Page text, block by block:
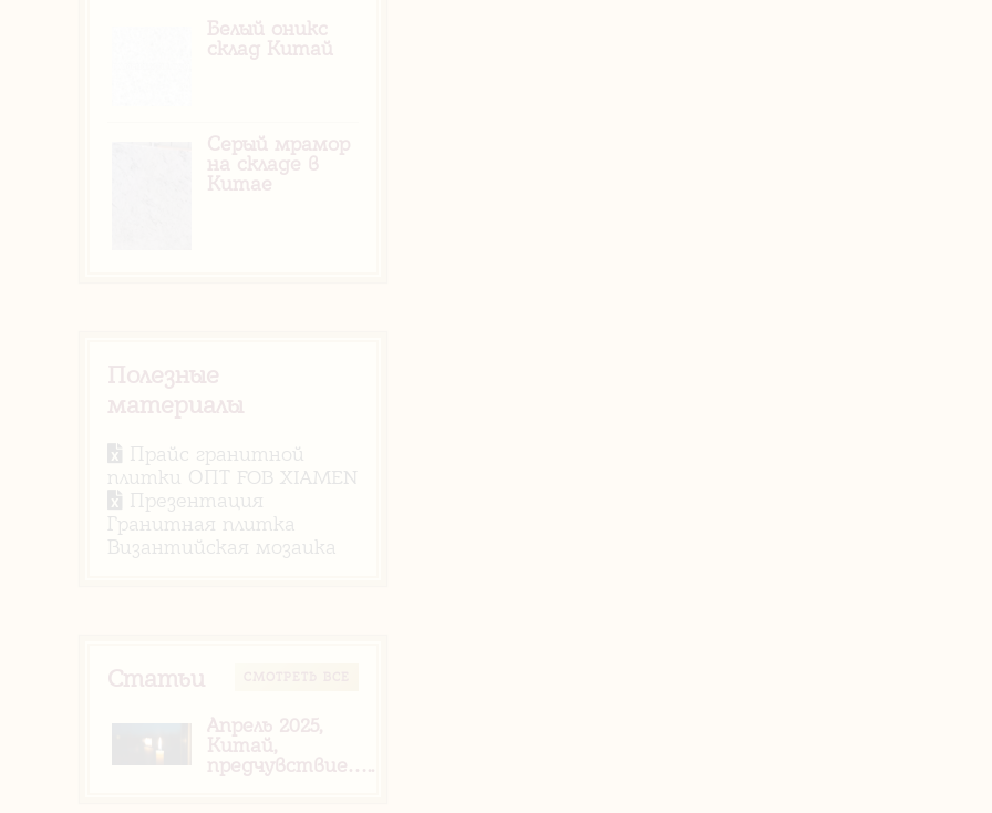
Белый оникс
склад Китай
Серый мрамор
на складе в
Китае
Полезные
материалы
Прайс гранитной
плитки ОПТ FOB XIAMEN
Презентация
Гранитная плитка
Византийская мозаика
Статьи
Апрель 2025,
Китай,
предчувствие…..